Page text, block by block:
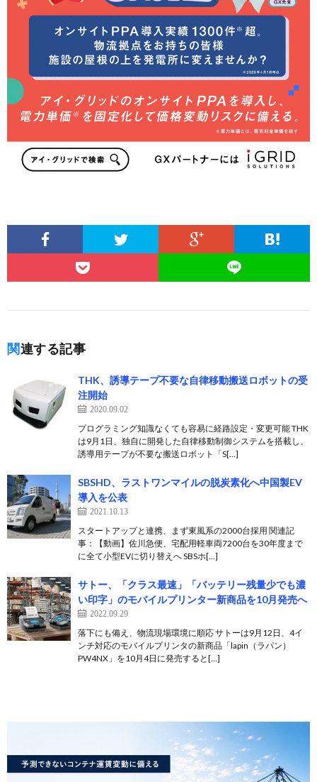
関連する記事
THK、誘導テープ不要な自律移動搬送ロボットの受
注開始
2020.09.02
プログラミング知識なくても容易に経路設定・変更可能 THK
は9月1日、独自に開発した自律移動制御システムを搭載し、
誘導用テープが不要な搬送ロボット「S[…]
SBSHD、ラストワンマイルの脱炭素化へ中国製EV
導入を公表
2021.10.13
スタートアップと連携、まず東風系の2000台採用 関連記
事：【動画】佐川急便、宅配用軽車両7200台を30年度まで
に全て小型EVに切り替えへ SBSホ[…]
サトー、「クラス最速」「バッテリー残量少でも濃
い印字」のモバイルプリンター新商品を10月発売へ
2022.09.29
落下にも備え、物流現場環境に順応 サトーは9月12日、4イ
ンチ対応のモバイルプリンタの新商品「lapin（ラパン）
PW4NX」を10月4日に発売すると[…]